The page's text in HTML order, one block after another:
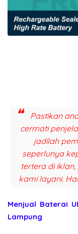
Pastikan
cermati
jadilah
seperlunya
tertera di
kami layani.
Menjual Baterai
Lampung